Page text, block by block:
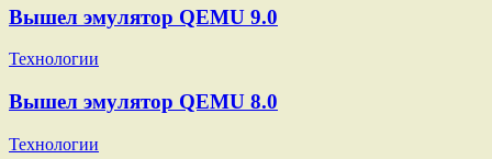
Вышел эмулятор QEMU 9.0
Технологии
Вышел эмулятор QEMU 8.0
Технологии